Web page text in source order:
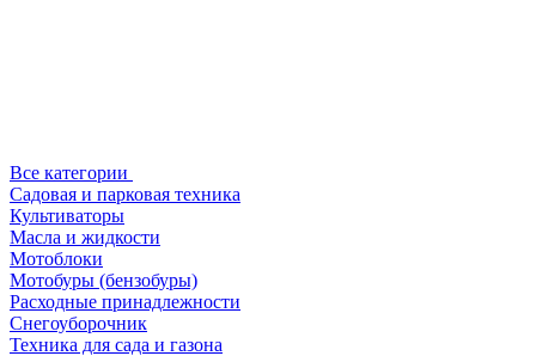
Все категории
Садовая и парковая техника
Культиваторы
Масла и жидкости
Мотоблоки
Мотобуры (бензобуры)
Расходные принадлежности
Снегоуборочник
Техника для сада и газона